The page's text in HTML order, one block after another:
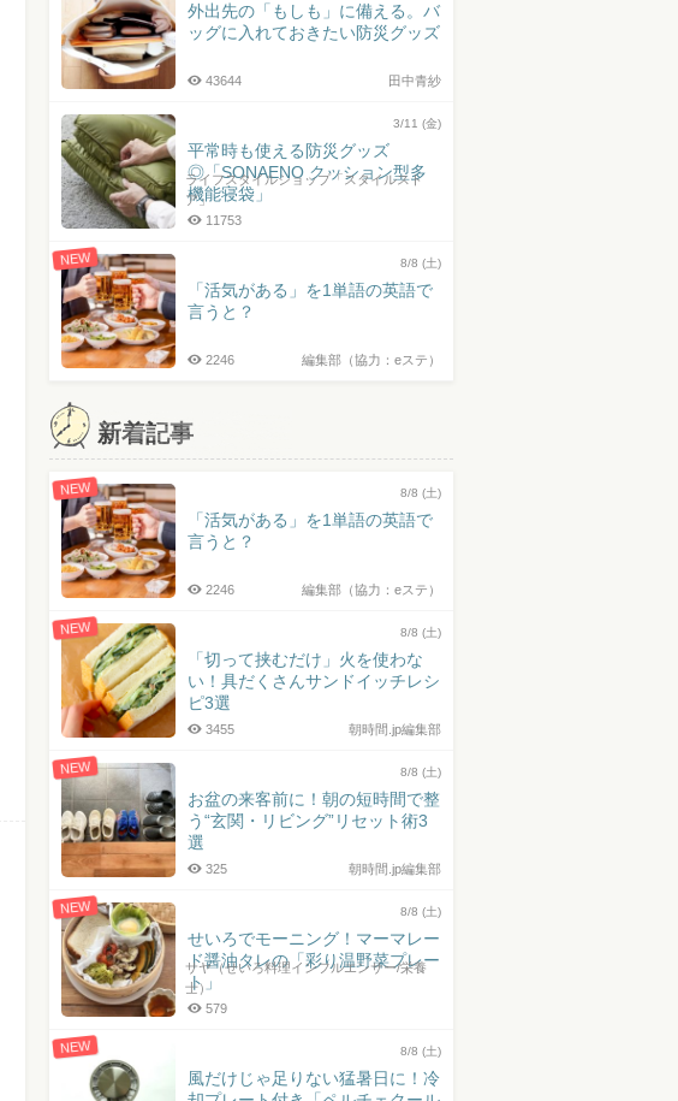
外出先の「もしも」に備える。バ
ッグに入れておきたい防災グッズ
田中青紗
43644
3/11 (金)
平常時も使える防災グッズ
◎「SONAENO クッション型多
機能寝袋」
ライフスタイルショップ「スタイルスト
ア」
11753
NEW 8/8 (土)
「活気がある」を1単語の英語で
言うと？
編集部（協力：eステ）
2246
新着記事
NEW 8/8 (土)
「活気がある」を1単語の英語で
言うと？
編集部（協力：eステ）
2246
NEW 8/8 (土)
「切って挟むだけ」火を使わな
い！具だくさんサンドイッチレシ
ピ3選
朝時間.jp編集部
3455
NEW 8/8 (土)
お盆の来客前に！朝の短時間で整
う“玄関・リビング”リセット術3
選
朝時間.jp編集部
325
NEW 8/8 (土)
せいろでモーニング！マーマレー
ド醤油タレの「彩り温野菜プレー
ト」
サヤ（せいろ料理インフルエンサー/栄養
士）
579
NEW 8/8 (土)
風だけじゃ足りない猛暑日に！冷